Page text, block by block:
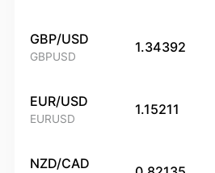
GBP/USD
GBPUSD
1.34392
EUR/USD
EURUSD
1.15211
NZD/CAD